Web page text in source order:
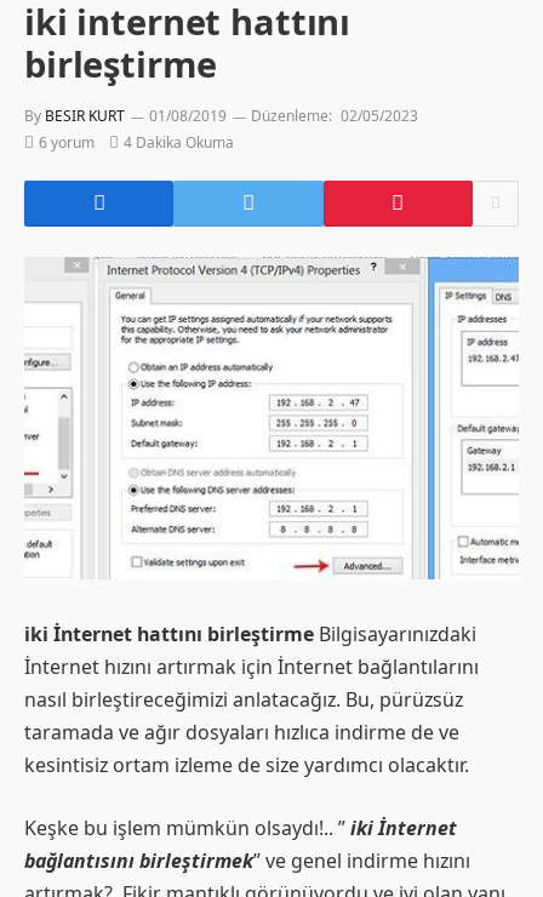
iki internet hattını
birleştirme
By BESIR KURT 01/08/2019 Düzenleme: 02/05/2023
6 yorum
4 Dakika Okuma
iki İnternet hattını birleştirme Bilgisayarınızdaki
İnternet hızını artırmak için İnternet bağlantılarını
nasıl birleştireceğimizi anlatacağız. Bu, pürüzsüz
taramada ve ağır dosyaları hızlıca indirme de ve
kesintisiz ortam izleme de size yardımcı olacaktır.
Keşke bu işlem mümkün olsaydı!.. ”ikiİnternet
bağlantısını birleştirmek” ve genel indirme hızını